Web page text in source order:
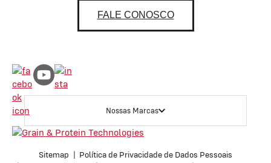
FALE CONOSCO
Nossas Marcas
Sitemap
Política de Privacidade de Dados Pessoais